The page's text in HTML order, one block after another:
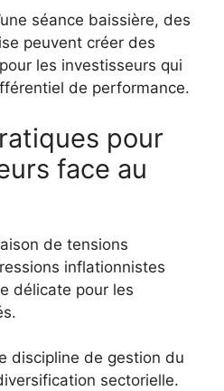
séance baissière, des
peuvent créer des
les investisseurs qui
de performance.
pour
face au
de tensions
inflationnistes
délicate pour les
discipline de gestion du
sectorielle.